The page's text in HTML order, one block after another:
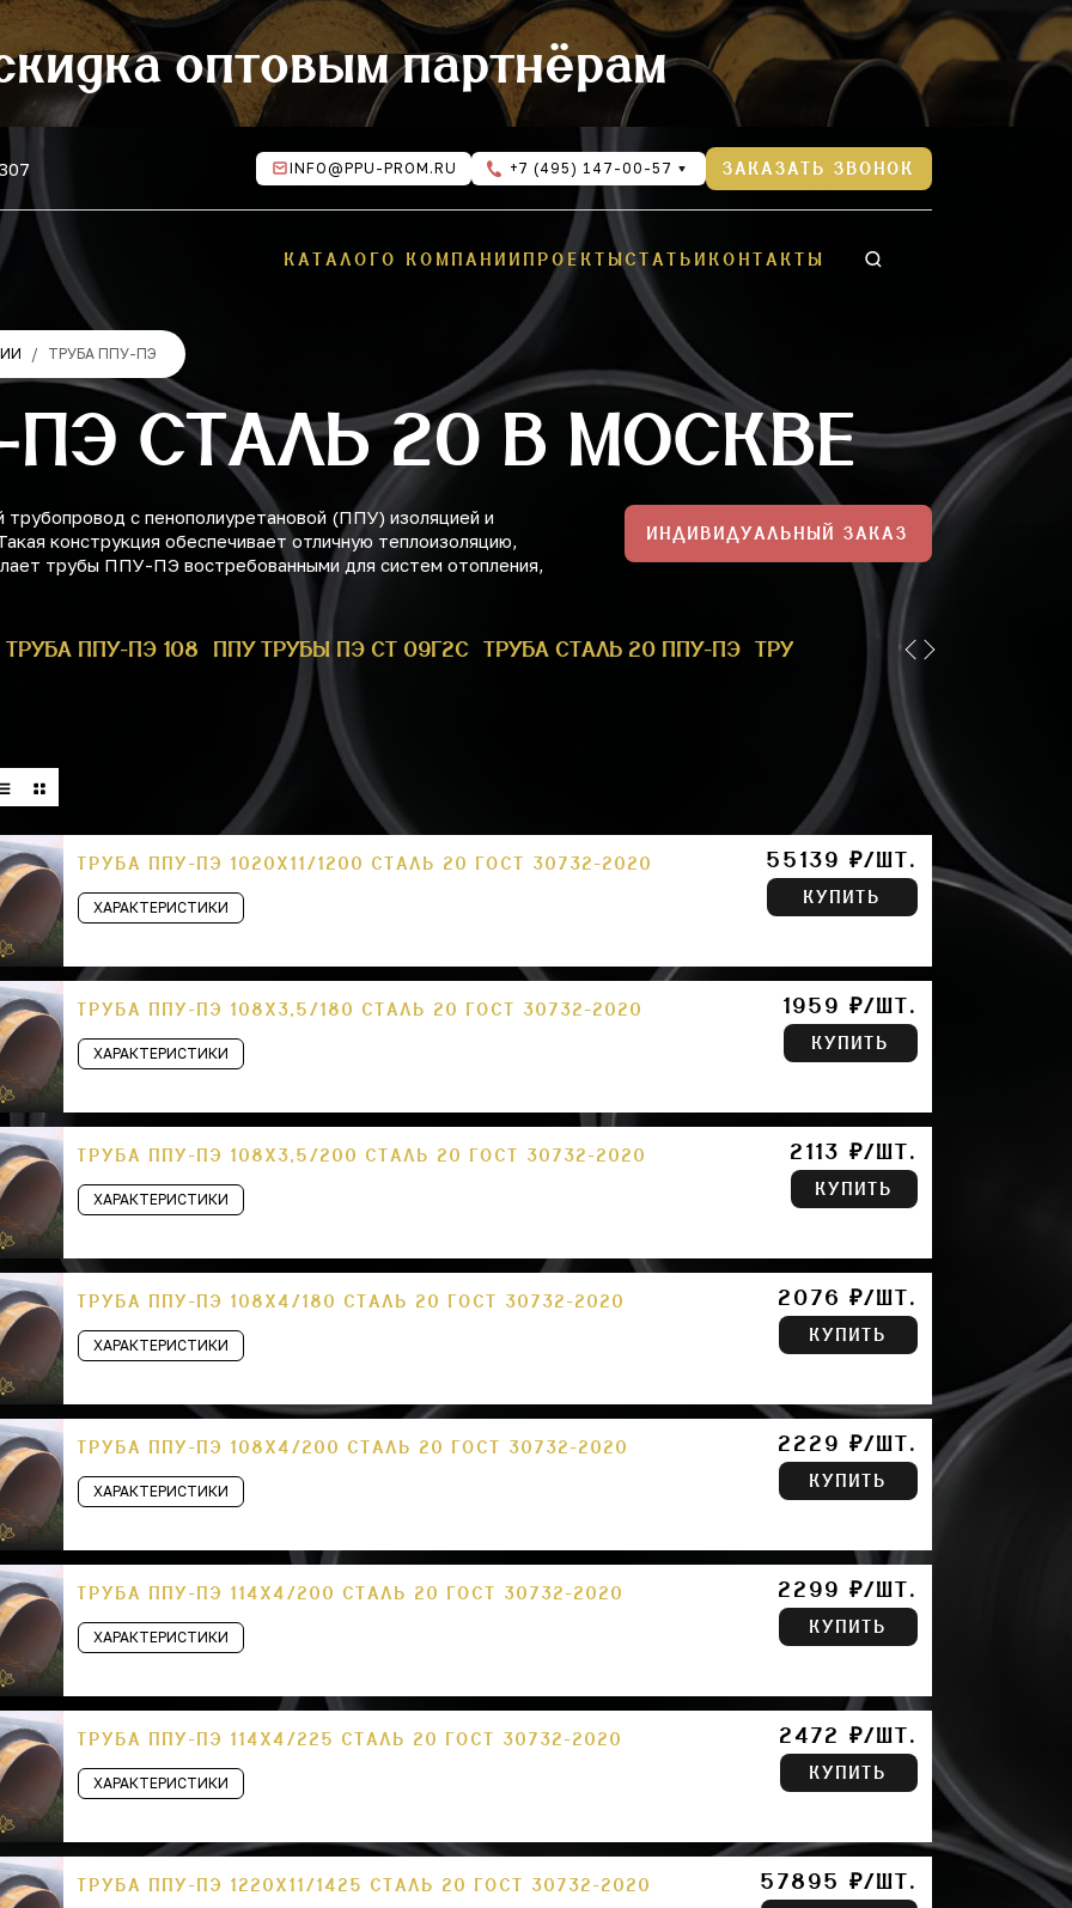
оптовым партнёрам
INFO@PPU-PROM.RU +7 (495) 147-00-57 ЗАКАЗАТЬ ЗВОНОК
КАТАЛОГО КОМПАНИИ ПРОЕКТЫСТАТЬИ КОНТАКТЫ
ТРУБА ППУ-ПЭ
СТАЛЬ 20 В МОСКВЕ
с пенополиуретановой (ППУ) изоляцией и
конструкция обеспечивает отличную теплоизоляцию,
трубы ППУ-ПЭ востребованными для систем отопления,
ИНДИВИДУАЛЬНЫЙ ЗАКАЗ
ТРУБА ППУ-ПЭ 108 ППУ ТРУБЫ ПЭ СТ 09Г2С ТРУБА СТАЛЬ 20 ППУ-ПЭ ТРУБА ППУ-ПЭ 1 ТРУБА 159
ТРУБА ППУ-ПЭ 1020Х11/1200 СТАЛЬ 20 ГОСТ 30732-2020
ХАРАКТЕРИСТИКИ
55139 ₽/ШТ.
КУПИТЬ
ТРУБА ППУ-ПЭ 108Х3,5/180 СТАЛЬ 20 ГОСТ 30732-2020
ХАРАКТЕРИСТИКИ
1959 ₽/ШТ.
КУПИТЬ
ТРУБА ППУ-ПЭ 108Х3,5/200 СТАЛЬ 20 ГОСТ 30732-2020
ХАРАКТЕРИСТИКИ
2113 ₽/ШТ.
КУПИТЬ
ТРУБА ППУ-ПЭ 108Х4/180 СТАЛЬ 20 ГОСТ 30732-2020
ХАРАКТЕРИСТИКИ
2076 ₽/ШТ.
КУПИТЬ
ТРУБА ППУ-ПЭ 108Х4/200 СТАЛЬ 20 ГОСТ 30732-2020
ХАРАКТЕРИСТИКИ
2229 ₽/ШТ.
КУПИТЬ
ТРУБА ППУ-ПЭ 114Х4/200 СТАЛЬ 20 ГОСТ 30732-2020
ХАРАКТЕРИСТИКИ
2299 ₽/ШТ.
КУПИТЬ
ТРУБА ППУ-ПЭ 114Х4/225 СТАЛЬ 20 ГОСТ 30732-2020
ХАРАКТЕРИСТИКИ
2472 ₽/ШТ.
КУПИТЬ
ТРУБА ППУ-ПЭ 1220Х11/1425 СТАЛЬ 20 ГОСТ 30732-2020 57895 ₽/ШТ.